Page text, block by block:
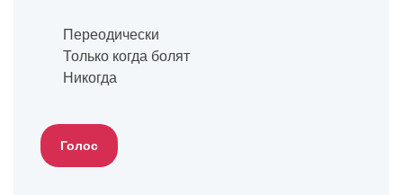
Переодически
Только когда болят
Никогда